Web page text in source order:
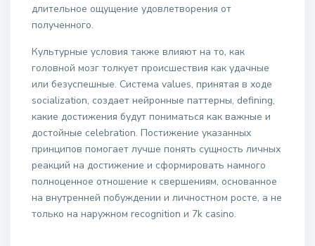
длительное ощущение удовлетворения от
полученного.
Культурные условия также влияют на то, как
головной мозг толкует происшествия как удачные
или безуспешные. Система values, принятая в ходе
socialization, создает нейронные паттерны, defining,
какие достижения будут пониматься как важные и
достойные celebration. Постижение указанных
принципов помогает лучше понять сущность личных
реакций на достижение и сформировать намного
полноценное отношение к свершениям, основанное
на внутренней побуждении и личностном росте, а не
только на наружном recognition и 7k casino.